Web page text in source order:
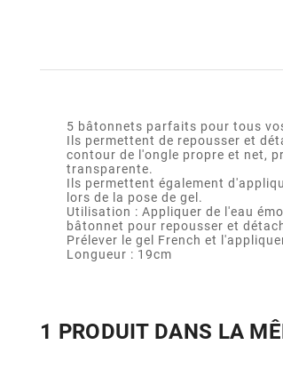
5 bâtonnets parfaits pour tous
Ils permettent de repousser et
contour de l'ongle propre et net,
transparente.
Ils permettent également
lors de la pose de gel.
Utilisation : Appliquer de l'eau
bâtonnet pour repousser et
Prélever le gel French et
Longueur : 19cm
1 PRODUIT DANS LA